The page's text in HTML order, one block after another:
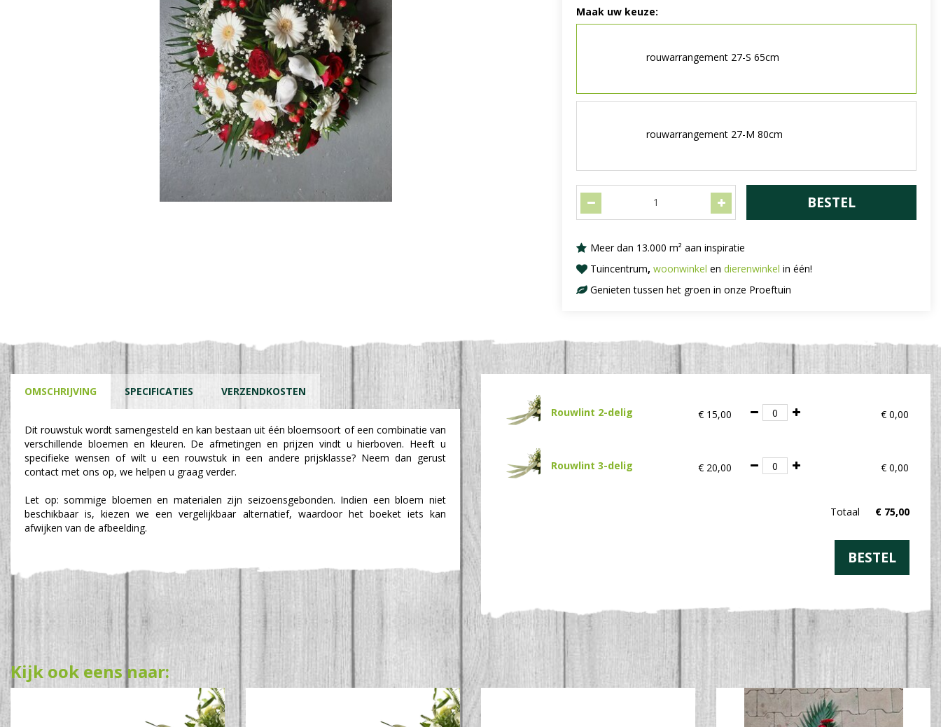
Maak uw keuze:
rouwarrangement 27-S 65cm
rouwarrangement 27-M 80cm
Meer dan 13.000 m² aan inspiratie
Tuincentrum,woonwinkelendierenwinkel in één!
Genieten tussen het groen in onze Proeftuin
OMSCHRIJVING SPECIFICATIES VERZENDKOSTEN
Dit rouwstuk wordt samengesteld en kan bestaan uit één bloemsoort of een combinatie van
verschillende bloemen en kleuren. De afmetingen en prijzen vindt u hierboven. Heeft u
specifieke wensen of wilt u een rouwstuk in een andere prijsklasse? Neem dan gerust
contact met ons op, we helpen u graag verder.
Let op: sommige bloemen en materialen zijn seizoensgebonden. Indien een bloem niet
beschikbaar is, kiezen we een vergelijkbaar alternatief, waardoor het boeket iets kan
afwijken van de afbeelding.
Rouwlint 2-delig € 15,00 € 0,00
Rouwlint 3-delig € 20,00 € 0,00
Totaal € 75,00
Kijk ook eens naar: